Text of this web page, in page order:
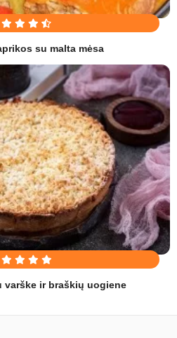
su malta mėsa
varške ir braškių uogiene